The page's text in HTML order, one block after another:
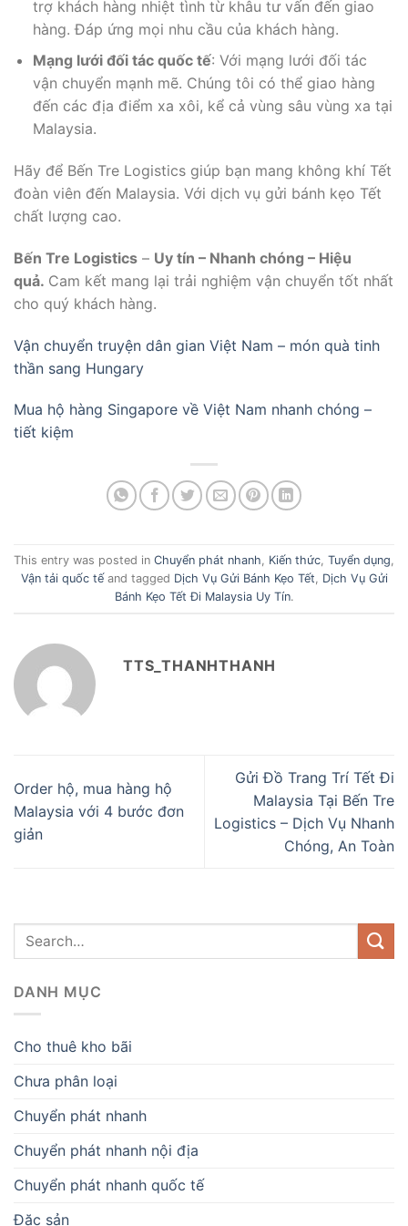
trợ khách hàng nhiệt tình từ khâu tư vấn đến giao
hàng. Đáp ứng mọi nhu cầu của khách hàng.
Mạng lưới đối tác quốc tế: Với mạng lưới đối tác
vận chuyển mạnh mẽ. Chúng tôi có thể giao hàng
đến các địa điểm xa xôi, kể cả vùng sâu vùng xa tại
Malaysia.
Hãy để Bến Tre Logistics giúp bạn mang không khí Tết
đoàn viên đến Malaysia. Với dịch vụ gửi bánh kẹo Tết
chất lượng cao.
Bến Tre Logistics – Uy tín – Nhanh chóng – Hiệu
quả. Cam kết mang lại trải nghiệm vận chuyển tốt nhất
cho quý khách hàng.
Vận chuyển truyện dân gian Việt Nam – món quà tinh
thần sang Hungary
Mua hộ hàng Singapore về Việt Nam nhanh chóng –
tiết kiệm
This entry was posted in Chuyển phát nhanh Kiến thức Tuyển dụng
Vận tải quốc tếand tagged Dịch Vụ Gửi Bánh Kẹo Tết
Dịch Vụ Gửi
Bánh Kẹo Tết Đi Malaysia Uy Tín.
TTS_THANHTHANH
Order hộ, mua hàng hộ
Malaysia với 4 bước đơn
giản
Gửi Đồ Trang Trí Tết Đi
Malaysia Tại Bến Tre
Logistics – Dịch Vụ Nhanh
Chóng, An Toàn
DANH MỤC
Cho thuê kho bãi
Chưa phân loại
Chuyển phát nhanh
Chuyển phát nhanh nội địa
Chuyển phát nhanh quốc tế
Đặc sản